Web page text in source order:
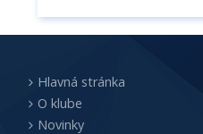
Hlavná stránka
O klube
Novinky